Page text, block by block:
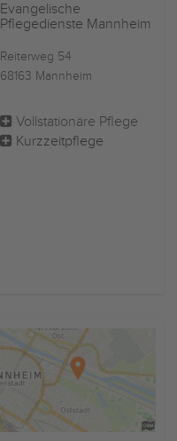
Evangelische
Pflegedienste Mannheim
Reiterweg 54
68163 Mannheim
Vollstationäre Pflege
Kurzzeitpflege